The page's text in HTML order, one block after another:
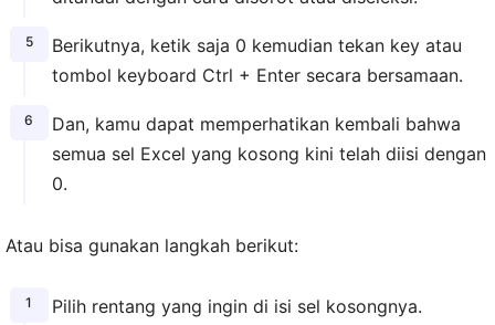
Berikutnya, ketik saja 0 kemudian tekan key atau
tombol keyboard Ctrl + Enter secara bersamaan.
Dan, kamu dapat memperhatikan kembali bahwa
semua sel Excel yang kosong kini telah diisi dengan
0.
Atau bisa gunakan langkah berikut:
Pilih rentang yang ingin di isi sel kosongnya.